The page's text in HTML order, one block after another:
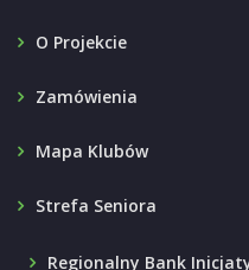
O Projekcie
Zamówienia
Mapa Klubów
Strefa Seniora
Regionalny Bank